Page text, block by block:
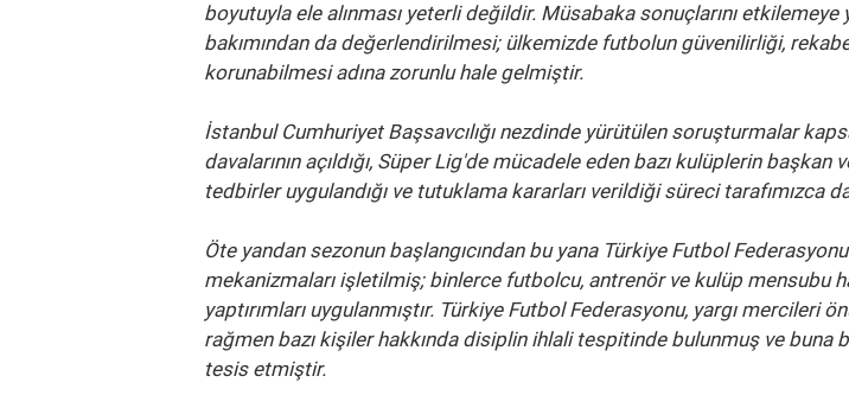
boyutuyla ele alınması yeterli değildir. Müsabaka sonuçlarını
bakımından da değerlendirilmesi; ülkemizde futbolun güvenilirliği,
korunabilmesi adına zorunlu hale gelmiştir.
İstanbul Cumhuriyet Başsavcılığı nezdinde yürütülen soruşturmalar
davalarının açıldığı, Süper Lig'de mücadele eden bazı kulüplerin başkan
tedbirler uygulandığı ve tutuklama kararları verildiği süreci tarafımızca
Öte yandan sezonun başlangıcından bu yana Türkiye Futbol
mekanizmaları işletilmiş; binlerce futbolcu, antrenör ve kulüp mensubu
yaptırımları uygulanmıştır. Türkiye Futbol Federasyonu, yargı mercileri
rağmen bazı kişiler hakkında disiplin ihlali tespitinde bulunmuş ve buna
tesis etmiştir.